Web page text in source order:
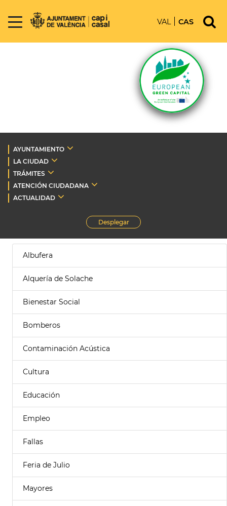
VAL CAS
AYUNTAMIENTO
LA CIUDAD
TRÁMITES
ATENCIÓN CIUDADANA
ACTUALIDAD
Desplegar
Albufera
Alquería de Solache
Bienestar Social
Bomberos
Contaminación Acústica
Cultura
Educación
Empleo
Fallas
Feria de Julio
Mayores